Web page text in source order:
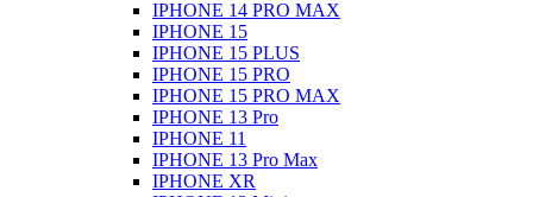
IPHONE 14 PRO MAX
IPHONE 15
IPHONE 15 PLUS
IPHONE 15 PRO
IPHONE 15 PRO MAX
IPHONE 13 Pro
IPHONE 11
IPHONE 13 Pro Max
IPHONE XR